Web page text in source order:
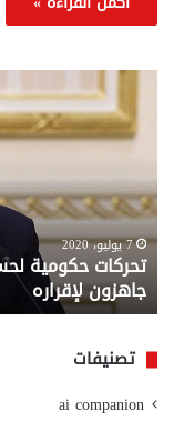
تحركات
حكومية
لحسم
قانون
القديم..والبرلمان:
جاهزون
لإقراره
7 يوليو، 2020
تحركات حكومية
جاهزون لإقراره
تصنيفات
ai companion